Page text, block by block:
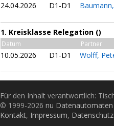
24.04.2026 D1-D1
1. Kreisklasse Relegation ()
Datum Partner
10.05.2026 D1-D1 Wolff,
Für den Inhalt verantwortlich:
© 1999-2026 nu
Kontakt, Impressum, Datenschutz